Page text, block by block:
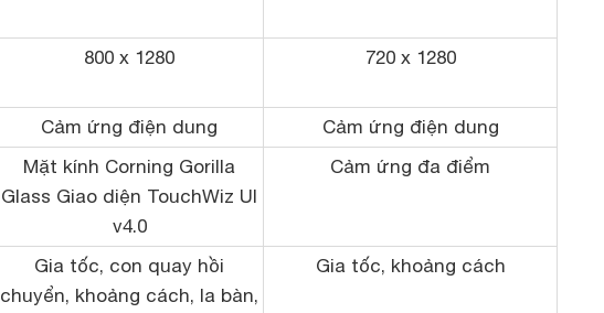
800 x 1280 720 x 1280
Cảm ứng điện dung
Cảm ứng điện dung
Mặt kính Corning Gorilla
Glass Giao diện TouchWiz UI
v4.0
Cảm ứng đa điểm
Gia tốc, con quay hồi
chuyển, khoảng cách, la bàn,
Gia tốc, khoảng cách